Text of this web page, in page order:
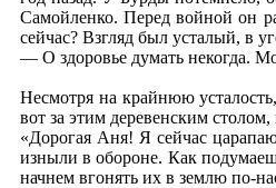
Самойленко. Перед войной он
сейчас? Взгляд был усталый, в
— О здоровье думать некогда.
Несмотря на крайнюю
вот за этим деревенским
«Дорогая Аня! Я сейчас
изныли в обороне. Как
начнем вгонять их в землю по-